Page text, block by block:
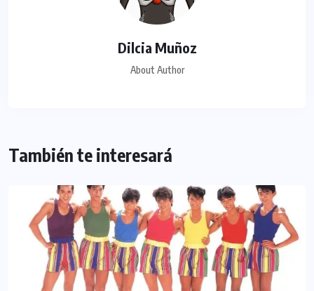
Dilcia Muñoz
About Author
También te interesará